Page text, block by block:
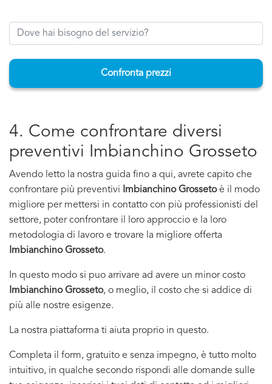
Confronta prezzi
4. Come confrontare diversi
preventivi Imbianchino Grosseto
Avendo letto la nostra guida fino a qui, avrete capito che
confrontare più preventivi
Imbianchino Grossetoè il modo
migliore per mettersi in contatto con più professionisti del
settore, poter confrontare il loro approccio e la loro
metodologia di lavoro e trovare la migliore offerta
Imbianchino Grosseto.
In questo modo si puo arrivare ad avere un minor costo
Imbianchino Grosseto, o meglio, il costo che si addice di
più alle nostre esigenze.
La nostra piattaforma ti aiuta proprio in questo.
Completa il form, gratuito e senza impegno, è tutto molto
intuitivo, in qualche secondo rispondi alle domande sulle